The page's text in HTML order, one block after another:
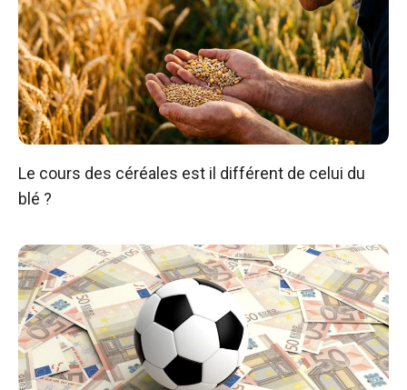
Le cours des céréales est il différent de celui du
blé ?